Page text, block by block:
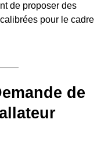
de proposer des
pour le cadre
de